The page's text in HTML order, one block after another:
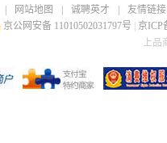
网站地图 诚聘英才
友情链接
京公网安备 11010502031797号
京ICP
上品